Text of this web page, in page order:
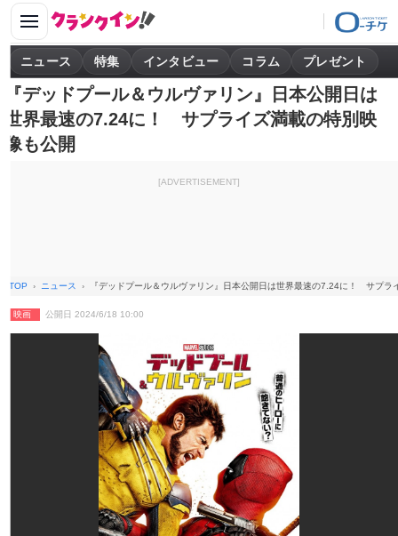
ニュース 特集 インタビュー コラム プレゼント
『デッドプール＆ウルヴァリン』日本公開日は
世界最速の7.24に！ サプライズ満載の特別映
像も公開
[ADVERTISEMENT]
TOP ニュース 『デッドプール＆ウルヴァリン』日本公開日は世界最速の7.24に！ サプラ
映画 公開日 2024/6/18 10:00